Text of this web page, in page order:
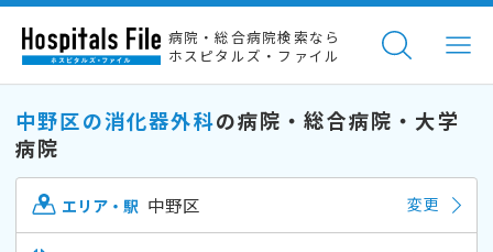
病院・総合病院検索なら
ホスピタルズ・ファイル
中野区の消化器外科の病院・総合病院・大学
病院
エリア・駅 中野区 変更